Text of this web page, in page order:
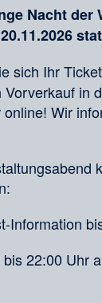
Nacht der
sich Ihr
in
Wir
Information
22:00 Uhr